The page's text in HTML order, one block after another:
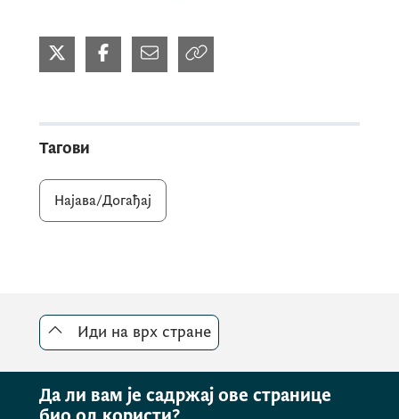
Тагови
Најава/Догађај
Иди на врх стране
Да ли вам је садржај ове странице